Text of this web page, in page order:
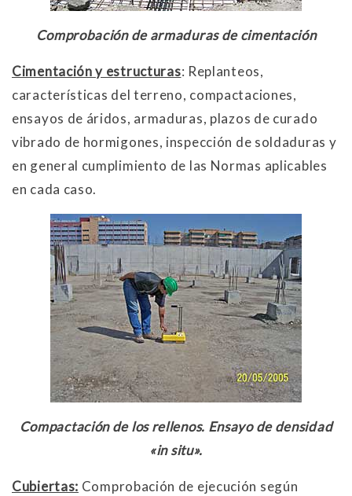
Comprobación de armaduras de cimentación
Cimentación y estructuras: Replanteos,
características del terreno, compactaciones,
ensayos de áridos, armaduras, plazos de curado
vibrado de hormigones, inspección de soldaduras y
en general cumplimiento de las Normas aplicables
en cada caso.
Compactación de los rellenos. Ensayo de densidad
«in situ».
Cubiertas: Comprobación de ejecución según